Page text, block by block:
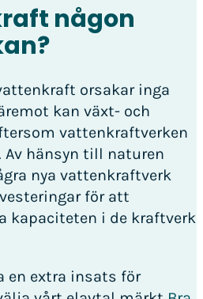
någon
orsakar inga
kan växt- och
vattenkraftverken
Av hänsyn till naturen
nya vattenkraftverk
för att
kapaciteten i de kraftverk
en extra insats för